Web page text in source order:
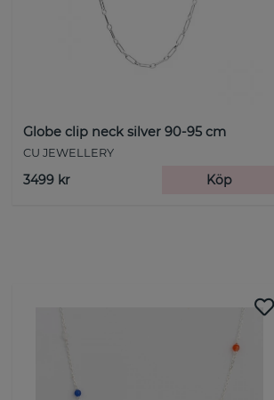
Globe clip neck silver 90-95 cm
CU JEWELLERY
3499 kr Köp